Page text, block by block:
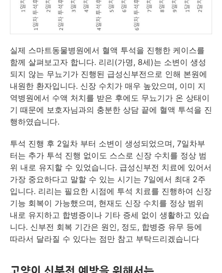
실제 스마트동물병원에서 혈액 투석을 진행한 케이스를
함께 살펴보고자 합니다. 리리(가명, 8세)는 소변이 생성
되지 않는 무뇨기가 진행된 급성신부전으로 인해 본원에
내원한 환자입니다. 신장 수치가 매우 높았으며, 이미 지
역병원에서 수액 처치를 받은 후에도 무뇨기가 온 상태이
기 때문에 보호자님과의 충분한 상담 끝에 혈액 투석을 진
행하였습니다.
투석 진행 후 2일차 부터 소변이 생성되었으며, 7일차부
터는 추가 투석 진행 없이도 스스로 신장 수치를 정상 범
위 내로 유지할 수 있었습니다. 급성신부전 치료에 있어서
가장 중요하다고 말할 수 있는 시기는 7일에서 최대 2주
입니다. 리리는 필요한 시점에 투석 치료를 진행하여 신장
기능 회복이 가능했으며, 현재도 신장 수치를 정상 범위
내로 유지하고 합병증이나 기타 증세 없이 생활하고 있습
니다. 신부전 회복 기간은 원인, 정도, 합병증 유무 등에
따라서 달라질 수 있다는 점만 참고 부탁드리겠습니다